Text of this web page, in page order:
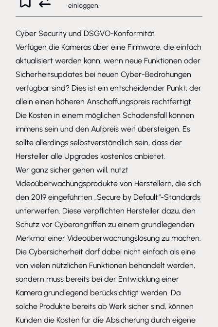
einloggen.
Cyber Security und DSGVO-Konformität
Verfügen die Kameras über eine Firmware, die einfach
aktualisiert werden kann, wenn neue Funktionen oder
Sicherheitsupdates bei neuen Cyber-Bedrohungen
verfügbar sind? Dies ist ein entscheidender Punkt, der
allein einen höheren Anschaffungspreis rechtfertigt.
Die Kosten in einem möglichen Schadensfall können
immens sein und den Aufpreis weit übersteigen. Es
sollte allerdings selbstverständlich sein, dass der
Hersteller alle Upgrades kostenlos anbietet.
Wer ganz sicher gehen will, nutzt
Videoüberwachungsprodukte von Herstellern, die sich
den 2019 eingeführten „Secure by Default“-Standards
unterwerfen. Diese verpflichten Hersteller dazu, den
Schutz vor Cyberangriffen zu einem grundlegenden
Merkmal einer Videoüberwachungslösung zu machen.
Die Cybersicherheit darf dabei nicht einfach als eine
von vielen nützlichen Funktionen behandelt werden,
sondern muss bereits bei der Entwicklung einer
Kamera grundlegend berücksichtigt werden. Da
solche Produkte bereits ab Werk sicher sind, können
Kunden die Kosten für die Absicherung durch eigene